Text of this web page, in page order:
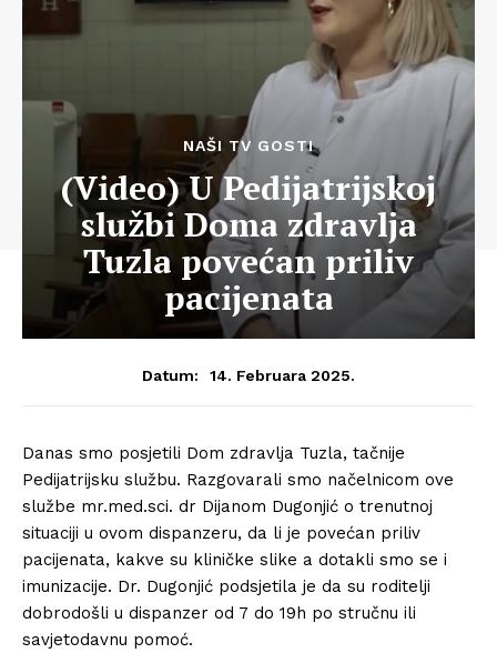
NAŠI TV GOSTI
(Video) U Pedijatrijskoj
službi Doma zdravlja
Tuzla povećan priliv
pacijenata
Datum: 14. Februara 2025.
Danas smo posjetili Dom zdravlja Tuzla, tačnije
Pedijatrijsku službu. Razgovarali smo načelnicom ove
službe mr.med.sci. dr Dijanom Dugonjić o trenutnoj
situaciji u ovom dispanzeru, da li je povećan priliv
pacijenata, kakve su kliničke slike a dotakli smo se i
imunizacije. Dr. Dugonjić podsjetila je da su roditelji
dobrodošli u dispanzer od 7 do 19h po stručnu ili
savjetodavnu pomoć.